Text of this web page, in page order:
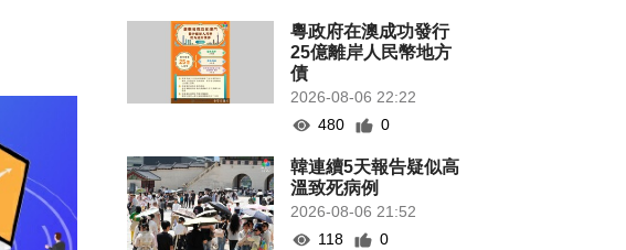
粵政府在澳成功發行
25億離岸人民幣地方
債
2026-08-06 22:22
480
0
韓連續5天報告疑似高
溫致死病例
2026-08-06 21:52
118
0